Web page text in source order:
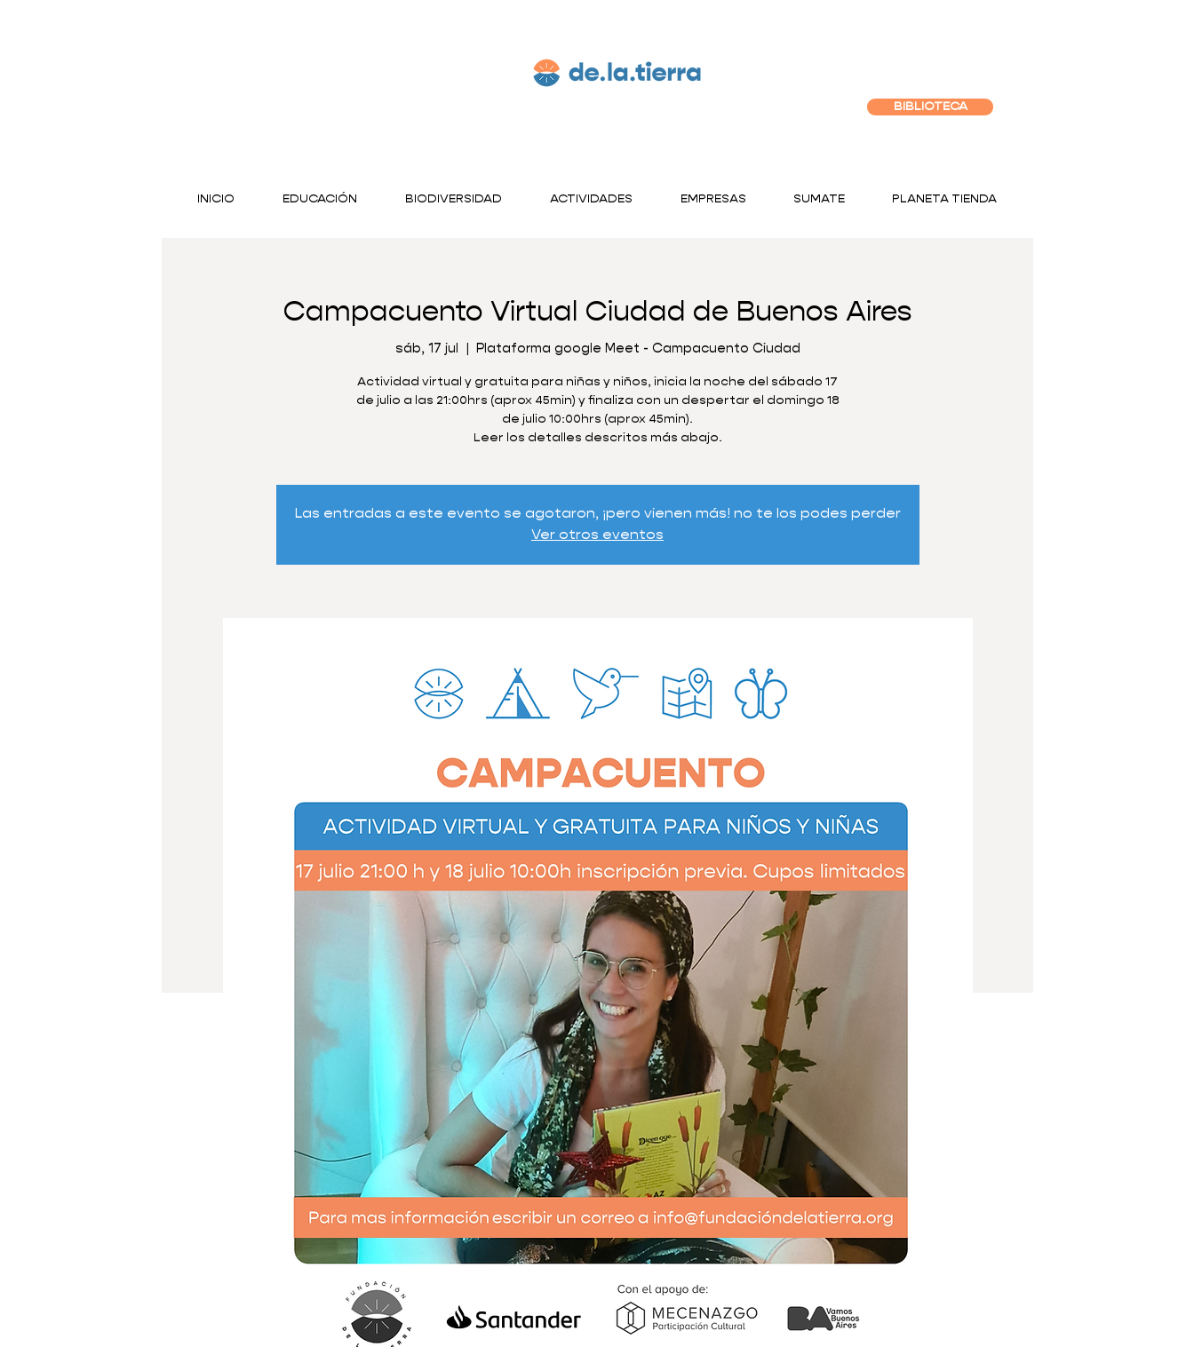
BIBLIOTECA
INICIO EDUCACIÓN BIODIVERSIDAD ACTIVIDADES EMPRESAS SUMATE PLANETA TIENDA
Campacuento Virtual Ciudad de Buenos Aires
sáb, 17 jul Plataforma google Meet - Campacuento Ciudad
Actividad virtual y gratuita para niñas y niños, inicia la noche del sábado 17
de julio a las 21:00hrs (aprox 45min) y finaliza con un despertar el domingo 18
de julio 10:00hrs (aprox 45min).
Leer los detalles descritos más abajo.
Las entradas a este evento se agotaron, ¡pero vienen más! no te los podes perder
Ver otros eventos